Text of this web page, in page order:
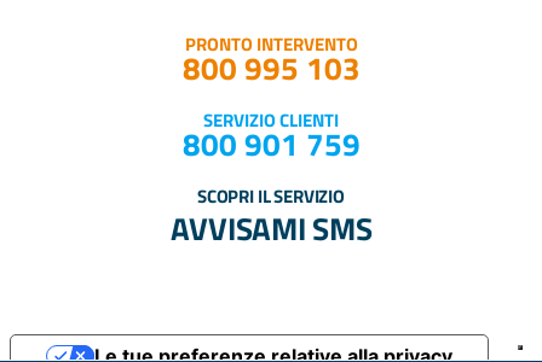
PRONTO INTERVENTO
800 995 103
SERVIZIO CLIENTI
800 901 759
SCOPRI IL SERVIZIO
AVVISAMI SMS
Le tue preferenze relative alla privacy